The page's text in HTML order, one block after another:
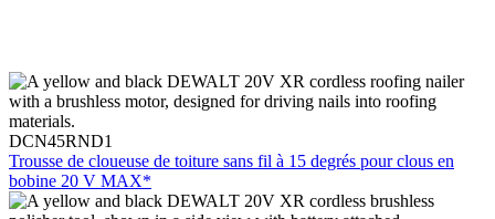
DCN45RND1
Trousse de cloueuse de toiture sans fil à 15 degrés pour clous en
bobine 20 V MAX*